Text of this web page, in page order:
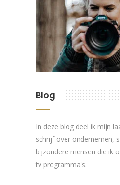
Blog
In deze blog deel ik mijn
schrijf over ondernemen,
bijzondere mensen die ik
tv programma's.